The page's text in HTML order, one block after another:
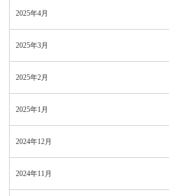
2025年4月
2025年3月
2025年2月
2025年1月
2024年12月
2024年11月